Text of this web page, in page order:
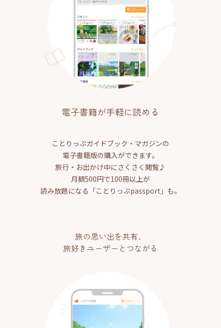
電子書籍が手軽に読める
ことりっぷガイドブック・マガジンの
電子書籍版の購入ができます。
旅行・お出かけ中にさくさく閲覧♪
月額500円で100冊以上が
読み放題になる「ことりっぷpassport」も。
旅の思い出を共有、
旅好きユーザーとつながる